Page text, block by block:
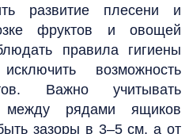
развитие плесени и
фруктов и овощей
правила гигиены
возможность
Важно учитывать
между рядами ящиков
зазоры в 3–5 см, а от